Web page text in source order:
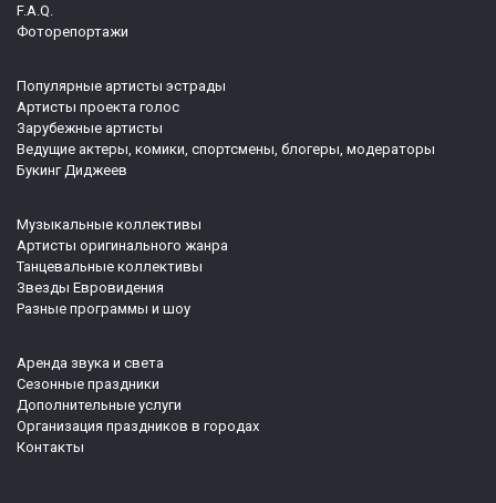
F.A.Q.
Фоторепортажи
Популярные артисты эстрады
Артисты проекта голос
Зарубежные артисты
Ведущие актеры, комики, спортсмены, блогеры, модераторы
Букинг Диджеев
Музыкальные коллективы
Артисты оригинального жанра
Танцевальные коллективы
Звезды Евровидения
Разные программы и шоу
Аренда звука и света
Сезонные праздники
Дополнительные услуги
Организация праздников в городах
Контакты